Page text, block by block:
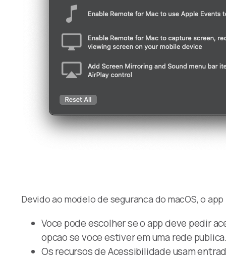
Devido ao modelo de seguranca do macOS, o
Voce pode escolher se o app deve pedir
opcao se voce estiver em uma rede
Os recursos de Acessibilidade usam